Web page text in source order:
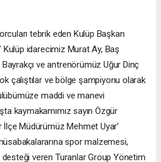
tebrik eden Kulüp Başkan
Kulüp idarecimiz Murat Ay, Baş
ve antrenörümüz Uğur Dinç
çalıştılar ve bölge şampiyonu olarak
maddi ve manevi
kaymakamımız sayın Özgür
Müdürümüz Mehmet Uyar’
spor malzemesi,
veren Turanlar Group Yönetim